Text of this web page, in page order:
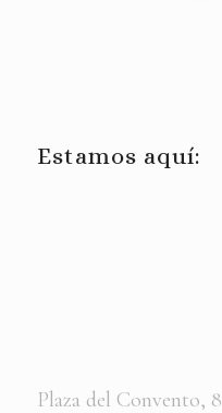
Estamos aquí:
Plaza del Convento, 8